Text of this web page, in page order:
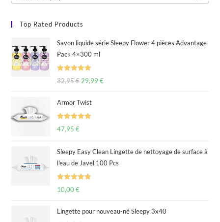
Top Rated Products
Savon liquide série Sleepy Flower 4 pièces Advantage
Pack 4×300 ml
Rated
5.00
32,95€ 29,99€
Armor Twist
Rated 5.00
47,95€
Sleepy Easy Clean Lingette de nettoyage de surface à
l'eau de Javel 100 Pcs
Rated
5.00
10,00€
Lingette pour nouveau-né Sleepy 3x40